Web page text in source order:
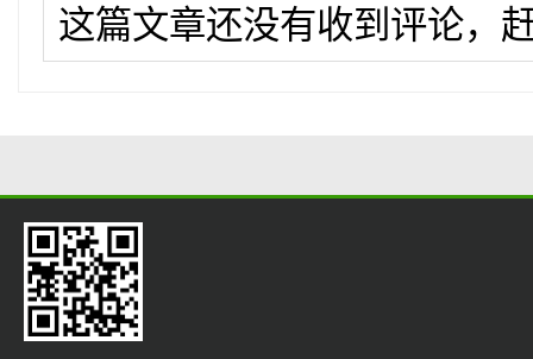
这篇文章还没有收到评论，